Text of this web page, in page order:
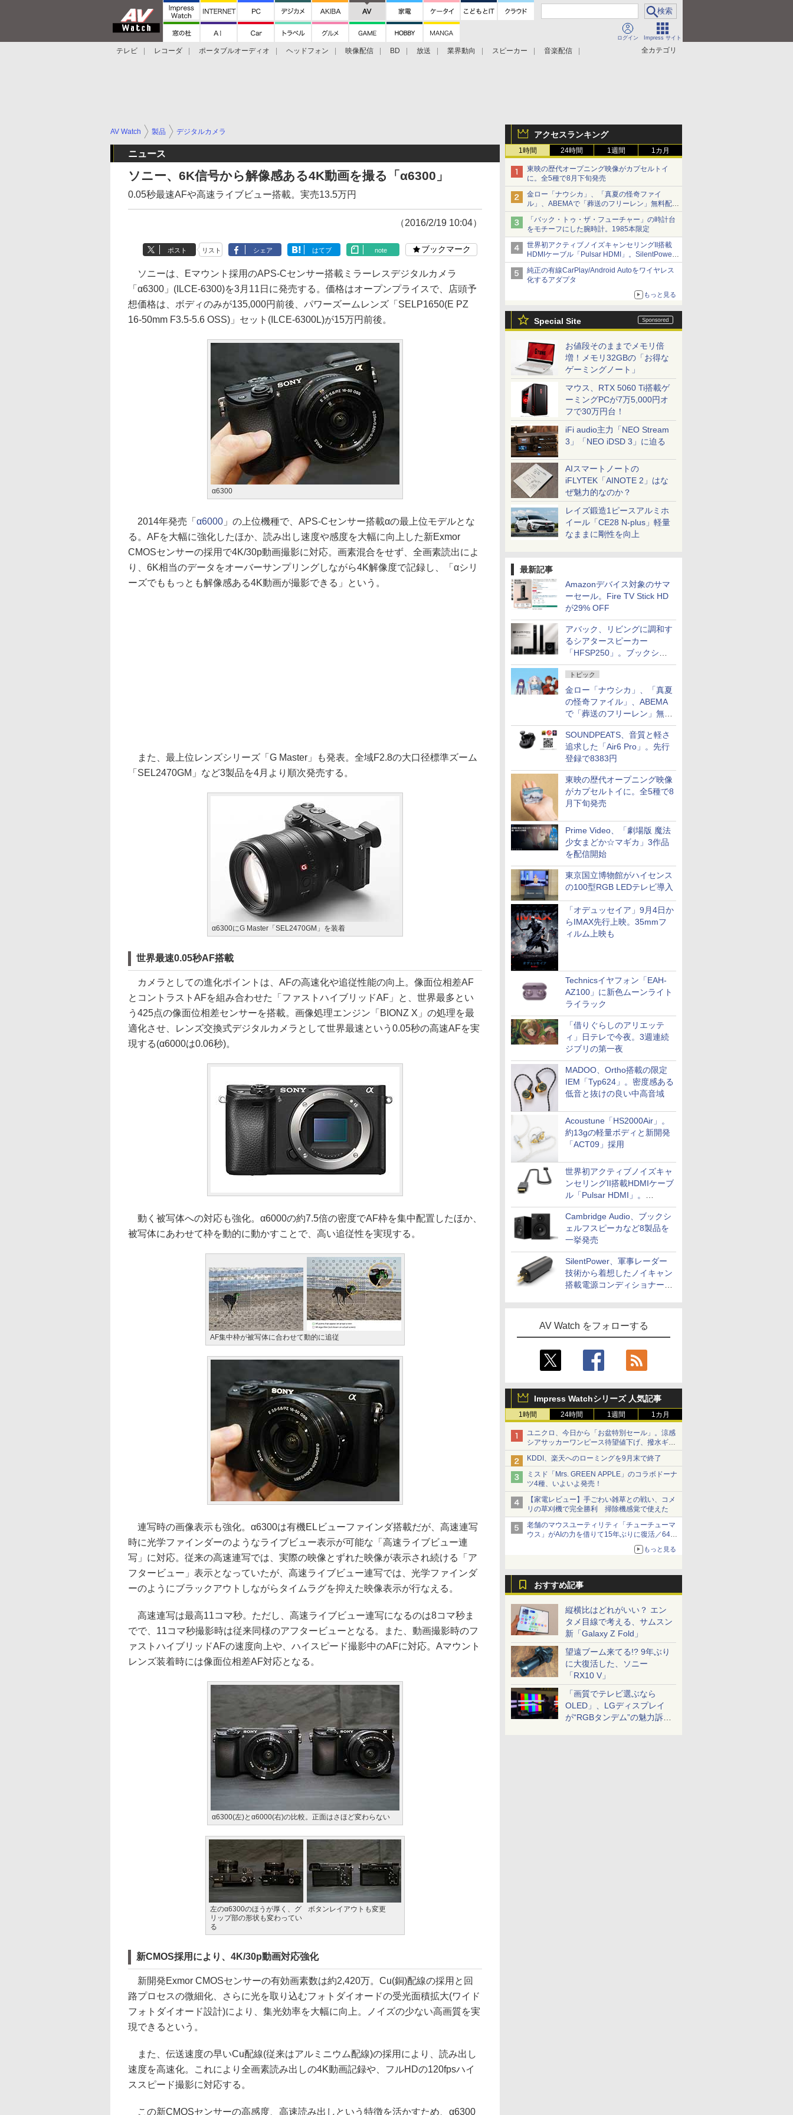
ログイン Impress サイト
全カテゴリ
テレビ レコーダ ポータブルオーディオ ヘッドフォン 映像配信 BD 放送 業界動向 スピーカー
音楽配信
アクセスランキング
1時間 24時間 1週間 1カ月
東映の歴代オープニング映像がカプセルトイ
に。全5種で8月下旬発売
金ロー「ナウシカ」、「真夏の怪奇ファイ
ル」、ABEMAで「葬送のフリーレン」無料配信
など。夏の特番・配信情報
「バック・トゥ・ザ・フューチャー」の時計台
をモチーフにした腕時計。1985本限定
世界初アクティブノイズキャンセリングII搭載
HDMIケーブル「Pulsar HDMI」。SilentPower
から
純正の有線CarPlay/Android Autoをワイヤレス
化するアダプタ
もっと見る
Special Site
お値段そのままでメモリ倍
増！メモリ32GBの「お得な
ゲーミングノート」
マウス、RTX 5060 Ti搭載ゲ
ーミングPCが7万5,000円オ
フで30万円台！
iFi audio主力「NEO Stream
3」「NEO iDSD 3」に迫る
AIスマートノートの
iFLYTEK「AINOTE 2」はな
ぜ魅力的なのか？
レイズ鍛造1ピースアルミホ
イール「CE28 N-plus」軽量
なままに剛性を向上
最新記事
Amazonデバイス対象のサマ
ーセール。Fire TV Stick HD
が29% OFF
アバック、リビングに調和す
るシアタースピーカー
「HFSP250」。ブックシェ
ルフはペア3万円以下
トピック
金ロー「ナウシカ」、「真夏
の怪奇ファイル」、ABEMA
で「葬送のフリーレン」無料
配信など。夏の特番・配信情
報
SOUNDPEATS、音質と軽さ
追求した「Air6 Pro」。先行
登録で8383円
東映の歴代オープニング映像
がカプセルトイに。全5種で8
月下旬発売
Prime Video、「劇場版 魔法
少女まどか☆マギカ」3作品
を配信開始
東京国立博物館がハイセンス
の100型RGB LEDテレビ導入
「オデュッセイア」9月4日か
らIMAX先行上映。35mmフ
ィルム上映も
Technicsイヤフォン「EAH-
AZ100」に新色ムーンライト
ライラック
「借りぐらしのアリエッテ
ィ」日テレで今夜。3週連続
ジブリの第一夜
MADOO、Ortho搭載の限定
IEM「Typ624」。密度感ある
低音と抜けの良い中高音域
Acoustune「HS2000Air」。
約13gの軽量ボディと新開発
「ACT09」採用
世界初アクティブノイズキャ
ンセリングII搭載HDMIケーブ
ル「Pulsar HDMI」。
SilentPowerから
Cambridge Audio、ブックシ
ェルフスピーカなど8製品を
一挙発売
SilentPower、軍事レーダー
技術から着想したノイキャン
搭載電源コンディショナー
AV Watch をフォローする
Impress Watchシリーズ 人気記事
1時間 24時間 1週間 1カ月
ユニクロ、今日から「お盆特別セール」。涼感
シアサッカーワンピース待望値下げ、撥水ギア
ショーツは1990円に
KDDI、楽天へのローミングを9月末で終了
ミスド「Mrs. GREEN APPLE」のコラボドーナ
ツ4種、いよいよ発売！
【家電レビュー】手ごわい雑草との戦い、コメ
リの草刈機で完全勝利 掃除機感覚で使えた
老舗のマウスユーティリティ「チューチューマ
ウス」がAIの力を借りて15年ぶりに復活／64bit
化、Windows 10/11、「Chrome」も走り回
る。復活記念で2026年末まで500円
もっと見る
おすすめ記事
縦横比はどれがいい？ エン
タメ目線で考える、サムスン
新「Galaxy Z Fold」
望遠ブーム来てる!? 9年ぶり
に大復活した、ソニー
「RX10 V」
「画質でテレビ選ぶなら
OLED」、LGディスプレイ
が“RGBタンデム”の魅力訴
AV Watch 製品 デジタルカメラ
ニュース
ソニー、6K信号から解像感ある4K動画を撮る「α6300」
0.05秒最速AFや高速ライブビュー搭載。実売13.5万円
（2016/2/19 10:04）
ポスト リスト シェア はてブ note ブックマーク
ソニーは、Eマウント採用のAPS-Cセンサー搭載ミラーレスデジタルカメラ
「α6300」(ILCE-6300)を3月11日に発売する。価格はオープンプライスで、店頭予
想価格は、ボディのみが135,000円前後、パワーズームレンズ「SELP1650(E PZ
16-50mm F3.5-5.6 OSS)」セット(ILCE-6300L)が15万円前後。
α6300
2014年発売「 α6000 」の上位機種で、APS-Cセンサー搭載αの最上位モデルとな
る。AFを大幅に強化したほか、読み出し速度や感度を大幅に向上した新Exmor
CMOSセンサーの採用で4K/30p動画撮影に対応。画素混合をせず、全画素読出によ
り、6K相当のデータをオーバーサンプリングしながら4K解像度で記録し、「αシリ
ーズでももっとも解像感ある4K動画が撮影できる」という。
また、最上位レンズシリーズ「G Master」も発表。全域F2.8の大口径標準ズーム
「SEL2470GM」など3製品を4月より順次発売する。
α6300にG Master「SEL2470GM」を装着
世界最速0.05秒AF搭載
カメラとしての進化ポイントは、AFの高速化や追従性能の向上。像面位相差AF
とコントラストAFを組み合わせた「ファストハイブリッドAF」と、世界最多とい
う425点の像面位相差センサーを搭載。画像処理エンジン「BIONZ X」の処理を最
適化させ、レンズ交換式デジタルカメラとして世界最速という0.05秒の高速AFを実
現する(α6000は0.06秒)。
動く被写体への対応も強化。α6000の約7.5倍の密度でAF枠を集中配置したほか、
被写体にあわせて枠を動的に動かすことで、高い追従性を実現する。
AF集中枠が被写体に合わせて動的に追従
連写時の画像表示も強化。α6300は有機ELビューファインダ搭載だが、高速連写
時に光学ファインダーのようなライブビュー表示が可能な「高速ライブビュー連
写」に対応。従来の高速連写では、実際の映像とずれた映像が表示され続ける「ア
フタービュー」表示となっていたが、高速ライブビュー連写では、光学ファインダ
ーのようにブラックアウトしながらタイムラグを抑えた映像表示が行なえる。
高速連写は最高11コマ秒。ただし、高速ライブビュー連写になるのは8コマ秒ま
でで、11コマ秒撮影時は従来同様のアフタービューとなる。また、動画撮影時のフ
ァストハイブリッドAFの速度向上や、ハイスピード撮影中のAFに対応。Aマウント
レンズ装着時には像面位相差AF対応となる。
α6300(左)とα6000(右)の比較。正面はさほど変わらない
左のα6300のほうが厚く、グ
リップ部の形状も変わってい
る
ボタンレイアウトも変更
新CMOS採用により、4K/30p動画対応強化
新開発Exmor CMOSセンサーの有効画素数は約2,420万。Cu(銅)配線の採用と回
路プロセスの微細化、さらに光を取り込むフォトダイオードの受光面積拡大(ワイド
フォトダイオード設計)により、集光効率を大幅に向上。ノイズの少ない高画質を実
現できるという。
また、伝送速度の早いCu配線(従来はアルミニウム配線)の採用により、読み出し
速度を高速化。これにより全画素読み出しの4K動画記録や、フルHDの120fpsハイ
ススピード撮影に対応する。
この新CMOSセンサーの高感度、高速読み出しという特徴を活かすため、α6300